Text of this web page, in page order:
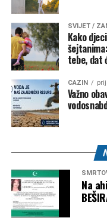
SVIJET /
Kako
tebe, dat
CAZIN
Važno
Na